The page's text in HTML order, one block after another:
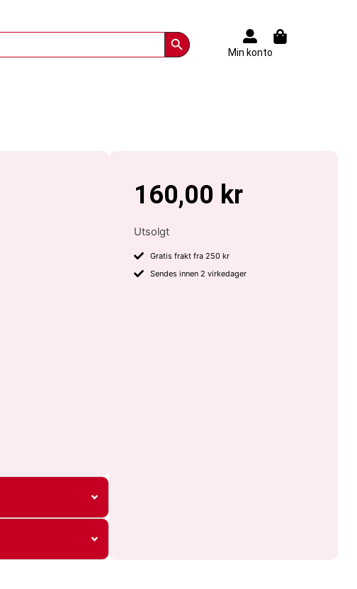
Search Button
Min konto
160,00 kr
Utsolgt
Gratis frakt fra 250 kr
Sendes innen 2 virkedager